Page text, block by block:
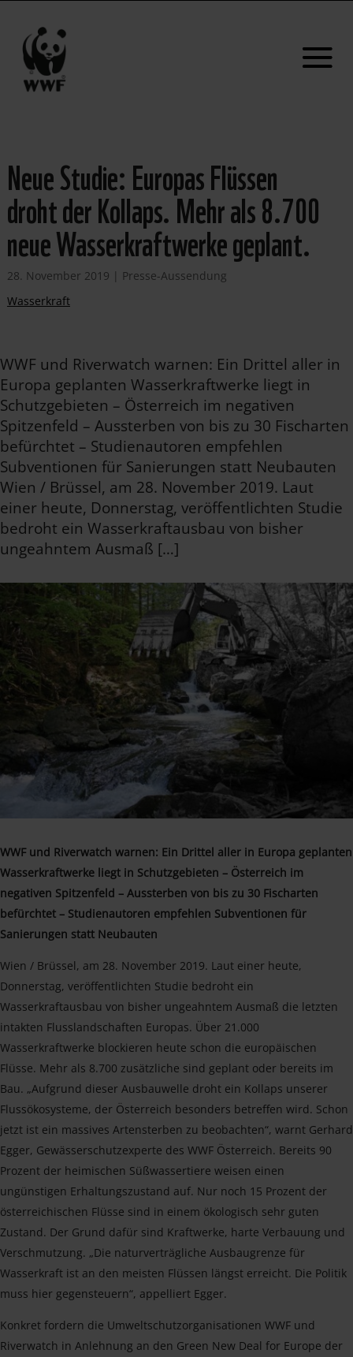
Neue Studie: Europas Flüssen
droht der Kollaps. Mehr als 8.700
neue Wasserkraftwerke geplant.
28. November 2019 | Presse-Aussendung
Wasserkraft
WWF und Riverwatch warnen: Ein Drittel aller in
Europa geplanten Wasserkraftwerke liegt in
Schutzgebieten – Österreich im negativen
Spitzenfeld – Aussterben von bis zu 30 Fischarten
befürchtet – Studienautoren empfehlen
Subventionen für Sanierungen statt Neubauten
Wien / Brüssel, am 28. November 2019. Laut
einer heute, Donnerstag, veröffentlichten Studie
bedroht ein Wasserkraftausbau von bisher
ungeahntem Ausmaß […]
WWF und Riverwatch warnen: Ein Drittel aller in Europa geplanten
Wasserkraftwerke liegt in Schutzgebieten – Österreich im
negativen Spitzenfeld – Aussterben von bis zu 30 Fischarten
befürchtet – Studienautoren empfehlen Subventionen für
Sanierungen statt Neubauten
Wien / Brüssel, am 28. November 2019. Laut einer heute,
Donnerstag, veröffentlichten Studie bedroht ein
Wasserkraftausbau von bisher ungeahntem Ausmaß die letzten
intakten Flusslandschaften Europas. Über 21.000
Wasserkraftwerke blockieren heute schon die europäischen
Flüsse. Mehr als 8.700 zusätzliche sind geplant oder bereits im
Bau. „Aufgrund dieser Ausbauwelle droht ein Kollaps unserer
Flussökosysteme, der Österreich besonders betreffen wird. Schon
jetzt ist ein massives Artensterben zu beobachten“, warnt Gerhard
Egger, Gewässerschutzexperte des WWF Österreich. Bereits 90
Prozent der heimischen Süßwassertiere weisen einen
ungünstigen Erhaltungszustand auf. Nur noch 15 Prozent der
österreichischen Flüsse sind in einem ökologisch sehr guten
Zustand. Der Grund dafür sind Kraftwerke, harte Verbauung und
Verschmutzung. „Die naturverträgliche Ausbaugrenze für
Wasserkraft ist an den meisten Flüssen längst erreicht. Die Politik
muss hier gegensteuern“, appelliert Egger.
Konkret fordern die Umweltschutzorganisationen WWF und
Riverwatch in Anlehnung an den Green New Deal for Europe der